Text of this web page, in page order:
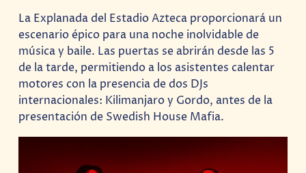
La Explanada del Estadio Azteca proporcionará un
escenario épico para una noche inolvidable de
música y baile. Las puertas se abrirán desde las 5
de la tarde, permitiendo a los asistentes calentar
motores con la presencia de dos DJs
internacionales: Kilimanjaro y Gordo, antes de la
presentación de Swedish House Mafia.